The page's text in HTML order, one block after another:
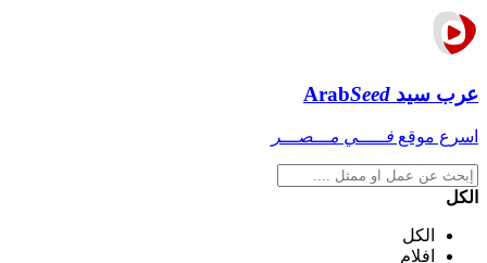
عرب سيد ArabSeed
اسرع موقع فـــــي مـــصـــر
الكل
الكل
افلام